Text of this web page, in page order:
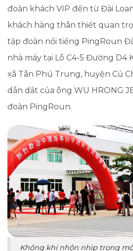
đoàn khách VIP đến từ Đài
khách hàng thân thiết quan
tập đoàn nổi tiếng PingRoun
nhà máy tại Lô C4-5 Đường D4
xã Tân Phú Trung, huyện Củ
dẫn dắt của ông WU HRONG
đoàn PingRoun.
Không khí nhộn nhịp trong